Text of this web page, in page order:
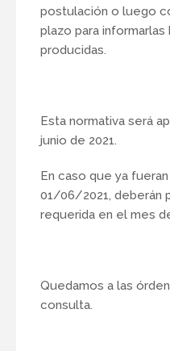
postulación o luego
plazo para
producidas.
Esta normativa será
junio de 2021.
En caso que ya
01/06/2021, deberán
requerida en el mes
Quedamos a las
consulta.